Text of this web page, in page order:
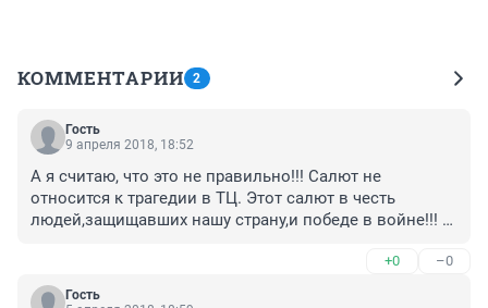
КОММЕНТАРИИ 2
Гость
9 апреля 2018, 18:52
А я считаю, что это не правильно!!! Салют не
относится к трагедии в ТЦ. Этот салют в честь
людей,защищавших нашу страну,и победе в войне!!!
Чувствуется, что это просто экономия бюджета
области....Скоро уже и 9 мая отмечать перестанем......
+0 –0
Гость